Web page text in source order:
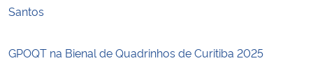
Santos
GPOQT na Bienal de Quadrinhos de Curitiba 2025